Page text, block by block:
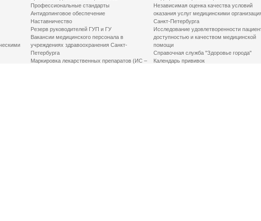
Профессиональные стандарты
Антидопинговое обеспечение
Наставничество
Резерв руководителей ГУП и ГУ
Вакансии медицинского персонала в
учреждениях здравоохранения Санкт-
Петербурга
Маркировка лекарственных препаратов (ИС –
Независимая оценка качества условий
оказания услуг медицинскими
Санкт-Петербурга
Исследование удовлетворенности
доступностью и качеством медицинской
помощи
Справочная служба "Здоровье города"
Календарь прививок